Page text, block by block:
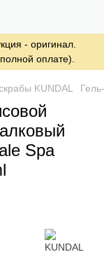
- оригинал.
оплате).
KUNDAL
Spa